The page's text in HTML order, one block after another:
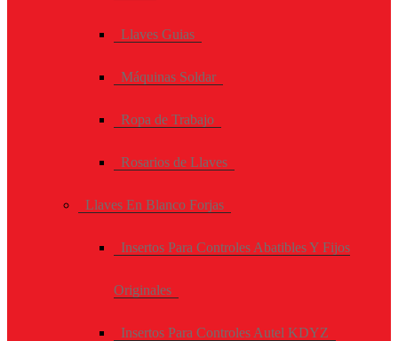
Llaves Guias
Máquinas Soldar
Ropa de Trabajo
Rosarios de Llaves
Llaves En Blanco Forjas
Insertos Para Controles Abatibles Y Fijos
Originales
Insertos Para Controles Autel KDYZ